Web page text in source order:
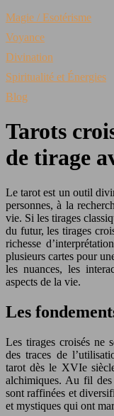
Magie / Esotérisme
Voyance
Divination
Spiritualité et Énergies
Blog
Tarots
de tirage
Le tarot est un outil
personnes, à la
vie. Si les tirages
du futur, les tirages
richesse
plusieurs cartes pour
les nuances, les
aspects de la vie.
Les
Les tirages croisés ne
des traces de
tarot dès le XVIe
alchimiques. Au fil des
sont raffinées et
et mystiques qui ont